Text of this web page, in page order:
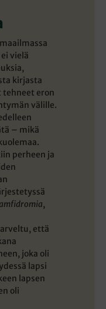
vielä
kirjasta
tehneet eron
välille.
– mikä
perheen ja
amfidromia,
että
joka oli
lapsi
lapsen
oli